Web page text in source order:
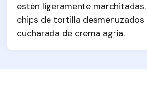
estén ligeramente
chips de tortilla desmenuzados
cucharada de crema agria.